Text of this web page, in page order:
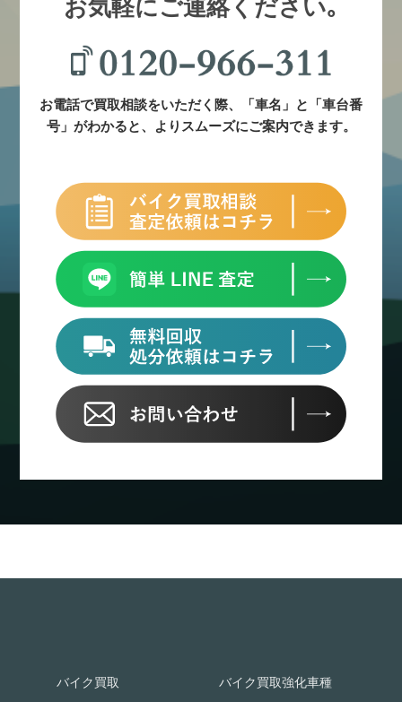
お気軽にご連絡ください｡
お電話で買取相談をいただく際、「車名」と「車台番
号」がわかると、よりスムーズにご案内できます。
バイク買取
バイク買取強化車種